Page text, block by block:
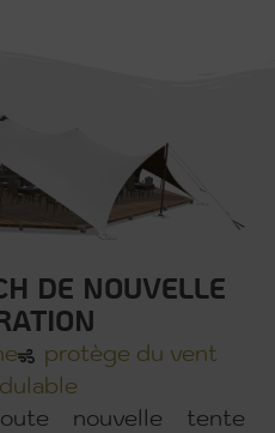
DE NOUVELLE
protège du vent
nouvelle tente